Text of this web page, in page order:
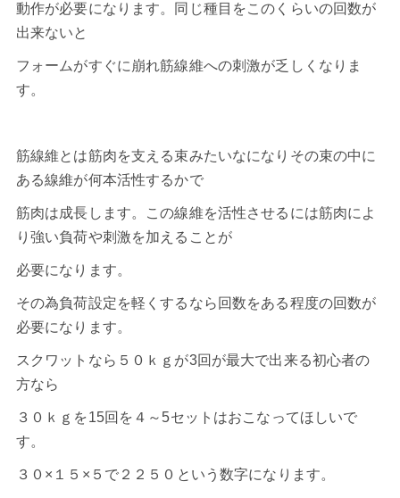
動作が必要になります。同じ種目をこのくらいの回数が
出来ないと
フォームがすぐに崩れ筋線維への刺激が乏しくなりま
す。
筋線維とは筋肉を支える束みたいなになりその束の中に
ある線維が何本活性するかで
筋肉は成長します。この線維を活性させるには筋肉によ
り強い負荷や刺激を加えることが
必要になります。
その為負荷設定を軽くするなら回数をある程度の回数が
必要になります。
スクワットなら５０ｋｇが3回が最大で出来る初心者の
方なら
３０ｋｇを15回を４～5セットはおこなってほしいで
す。
３０×１５×５で２２５０という数字になります。